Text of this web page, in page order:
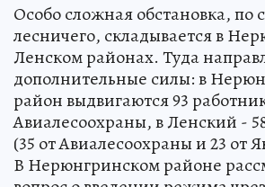
Особо сложная обстановка, по
лесничего, складывается в
Ленском районах. Туда
дополнительные силы: в
район выдвигаются 93
Авиалесоохраны, в Ленский -
(35 от Авиалесоохраны и 23 от
В Нерюнгринском районе